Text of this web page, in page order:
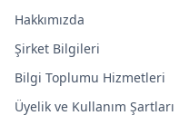
Hakkımızda
Şirket Bilgileri
Bilgi Toplumu Hizmetleri
Üyelik ve Kullanım Şartları